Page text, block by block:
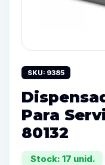
SKU: 9385
Para
80132
Stock: 17 unid.